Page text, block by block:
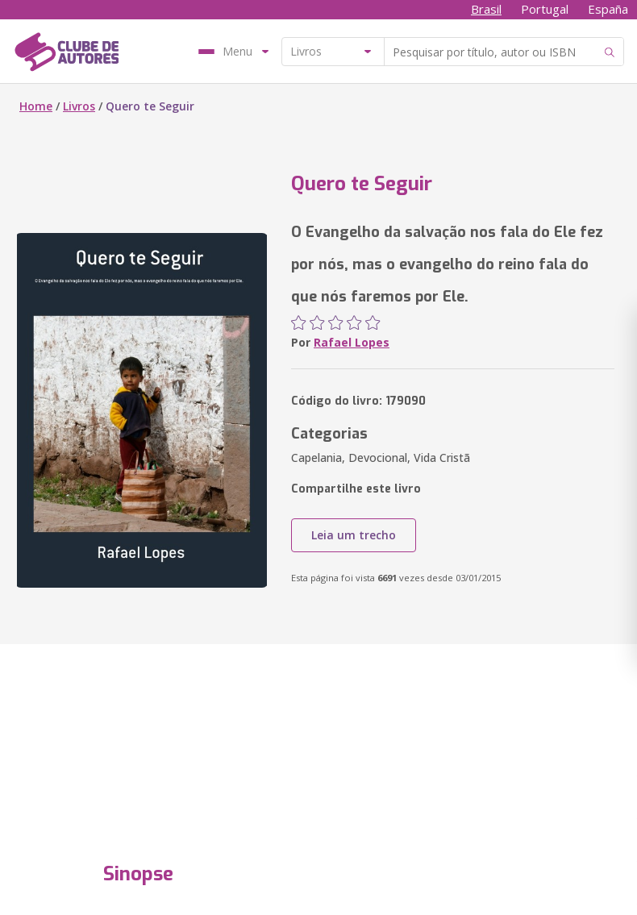
Brasil Portugal España
Menu
Home / Livros / Quero te Seguir
Quero te Seguir
O Evangelho da salvação nos fala do Ele fez
por nós, mas o evangelho do reino fala do
que nós faremos por Ele.
Por Rafael Lopes
Código do livro: 179090
Categorias
Capelania, Devocional, Vida Cristã
Compartilhe este livro
Leia um trecho
Esta página foi vista 6691 vezes desde 03/01/2015
Sinopse